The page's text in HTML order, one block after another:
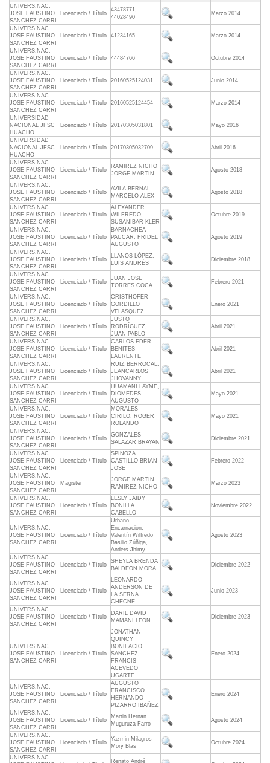
UNIVERS.NAC.
JOSE FAUSTINO
SANCHEZ CARRI
Licenciado / Título
43478771,
44028490
Marzo 2014
UNIVERS.NAC.
JOSE FAUSTINO
SANCHEZ CARRI
Licenciado / Título 41234165 Marzo 2014
UNIVERS.NAC.
JOSE FAUSTINO
SANCHEZ CARRI
Licenciado / Título 44484766 Octubre 2014
UNIVERS.NAC.
JOSE FAUSTINO
SANCHEZ CARRI
Licenciado / Título 20160525124031 Junio 2014
UNIVERS.NAC.
JOSE FAUSTINO
SANCHEZ CARRI
Licenciado / Título 20160525124454 Marzo 2014
UNIVERSIDAD
NACIONAL JFSC
HUACHO
Licenciado / Título 20170305031801 Mayo 2016
UNIVERSIDAD
NACIONAL JFSC
HUACHO
Licenciado / Título 20170305032709 Abril 2016
UNIVERS.NAC.
JOSE FAUSTINO
SANCHEZ CARRI
Licenciado / Título
RAMIREZ NICHO
JORGE MARTIN
Agosto 2018
UNIVERS.NAC.
JOSE FAUSTINO
SANCHEZ CARRI
Licenciado / Título
AVILA BERNAL
MARCELO ALEX
Agosto 2018
UNIVERS.NAC.
JOSE FAUSTINO
SANCHEZ CARRI
Licenciado / Título
ALEXANDER
WILFREDO,
SUSANIBAR KLER
Octubre 2019
UNIVERS.NAC.
JOSE FAUSTINO
SANCHEZ CARRI
Licenciado / Título
BARNACHEA
PAUCAR, FRIDEL
AUGUSTO
Agosto 2019
UNIVERS.NAC.
JOSE FAUSTINO
SANCHEZ CARRI
Licenciado / Título
LLANOS LÓPEZ,
LUIS ANDRÉS
Diciembre 2018
UNIVERS.NAC.
JOSE FAUSTINO
SANCHEZ CARRI
Licenciado / Título
JUAN JOSE
TORRES COCA
Febrero 2021
UNIVERS.NAC.
JOSE FAUSTINO
SANCHEZ CARRI
Licenciado / Título
CRISTHOFER
GORDILLO
VELASQUEZ
Enero 2021
UNIVERS.NAC.
JOSE FAUSTINO
SANCHEZ CARRI
Licenciado / Título
JUSTO
RODRÍGUEZ,
JUAN PABLO
Abril 2021
UNIVERS.NAC.
JOSE FAUSTINO
SANCHEZ CARRI
Licenciado / Título
CARLOS EDER
BENITES
LAURENTE
Abril 2021
UNIVERS.NAC.
JOSE FAUSTINO
SANCHEZ CARRI
Licenciado / Título
RUIZ BERROCAL,
JEANCARLOS
JHOVANNY
Abril 2021
UNIVERS.NAC.
JOSE FAUSTINO
SANCHEZ CARRI
Licenciado / Título
HUAMANI LAYME,
DIOMEDES
AUGUSTO
Mayo 2021
UNIVERS.NAC.
JOSE FAUSTINO
SANCHEZ CARRI
Licenciado / Título
MORALES
CIRILO, ROGER
ROLANDO
Mayo 2021
UNIVERS.NAC.
JOSE FAUSTINO
SANCHEZ CARRI
Licenciado / Título
GONZALES
SALAZAR BRAYAN
Diciembre 2021
UNIVERS.NAC.
JOSE FAUSTINO
SANCHEZ CARRI
Licenciado / Título
SPINOZA
CASTILLO BRIAN
JOSE
Febrero 2022
UNIVERS.NAC.
JOSE FAUSTINO
SANCHEZ CARRI
Magister
JORGE MARTIN
RAMIREZ NICHO
Marzo 2023
UNIVERS.NAC.
JOSE FAUSTINO
SANCHEZ CARRI
Licenciado / Título
LESLY JAIDY
BONILLA
CABELLO
Noviembre 2022
UNIVERS.NAC.
JOSE FAUSTINO
SANCHEZ CARRI
Licenciado / Título
Urbano
Encarnación,
Valentín Wilfredo
Basilio Zúñiga,
Anders Jhimy
Agosto 2023
UNIVERS.NAC.
JOSE FAUSTINO
SANCHEZ CARRI
Licenciado / Título
SHEYLA BRENDA
BALDEON MORA
Diciembre 2022
UNIVERS.NAC.
JOSE FAUSTINO
SANCHEZ CARRI
Licenciado / Título
LEONARDO
ANDERSON DE
LA SERNA
CHECNE
Junio 2023
UNIVERS.NAC.
JOSE FAUSTINO
SANCHEZ CARRI
Licenciado / Título
DARIL DAVID
MAMANI LEON
Diciembre 2023
UNIVERS.NAC.
JOSE FAUSTINO
SANCHEZ CARRI
Licenciado / Título
JONATHAN
QUINCY
BONIFACIO
SANCHEZ,
FRANCIS
ACEVEDO
UGARTE
Enero 2024
UNIVERS.NAC.
JOSE FAUSTINO
SANCHEZ CARRI
Licenciado / Título
AUGUSTO
FRANCISCO
HERNANDO
PIZARRO IBAÑEZ
Enero 2024
UNIVERS.NAC.
JOSE FAUSTINO
SANCHEZ CARRI
Licenciado / Título
Martin Hernan
Muguruza Farro
Agosto 2024
UNIVERS.NAC.
JOSE FAUSTINO
SANCHEZ CARRI
Licenciado / Título
Yazmin Milagros
Mory Blas
Octubre 2024
UNIVERS.NAC.
Renato André